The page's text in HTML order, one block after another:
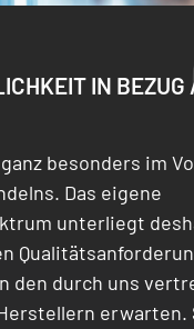
IN BEZUG
besonders im
Das eigene
unterliegt
den durch uns
erwarten.